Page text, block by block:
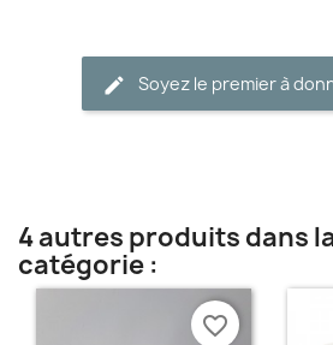
Soyez le premier à
4 autres produits dans
catégorie :
favorite_border